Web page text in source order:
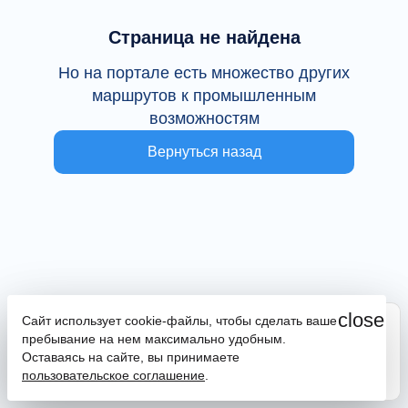
Страница не найдена
Но на портале есть множество других
маршрутов к промышленным
возможностям
Вернуться назад
close
Сайт использует cookie-файлы, чтобы сделать ваше
пребывание на нем максимально удобным.
Оставаясь на сайте, вы принимаете
пользовательское соглашение
Сайт находится в тестовой эксплуатации
В случае наличия ошибок или замечаний просим
сообщить на почтуpromportal@frpkk.ru
написать нам в чатилизаказать обратный звонок